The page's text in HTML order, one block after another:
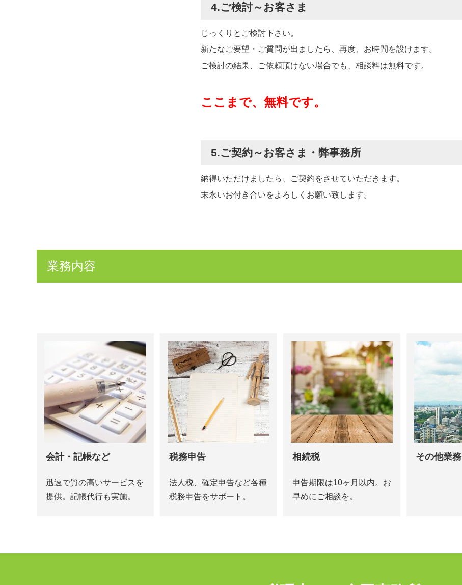
4.ご検討～お客さま
じっくりとご検討下さい。
新たなご要望・ご質問が出ましたら、再度、お時間を設けます。
ご検討の結果、ご依頼頂けない場合でも、相談料は無料です。
ここまで、無料です。
5.ご契約～お客さま・弊事務所
納得いただけましたら、ご契約をさせていただきます。
末永いお付き合いをよろしくお願い致します。
業務内容
会計・記帳など
迅速で質の高いサービスを
提供。記帳代行も実施。
税務申告
法人税、確定申告など各種
税務申告をサポート。
相続税
申告期限は10ヶ月以内。お
早めにご相談を。
その他業務